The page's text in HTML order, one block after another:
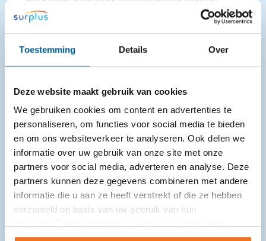
Toestemming Details Over
Deze website maakt gebruik van cookies
We gebruiken cookies om content en advertenties te
personaliseren, om functies voor social media te bieden
en om ons websiteverkeer te analyseren. Ook delen we
informatie over uw gebruik van onze site met onze
partners voor social media, adverteren en analyse. Deze
partners kunnen deze gegevens combineren met andere
informatie die u aan ze heeft verstrekt of die ze hebben
verzameld op basis van uw gebruik van hun
wijzigen.
VoorleesExpress in de gemeente Moerdijk om